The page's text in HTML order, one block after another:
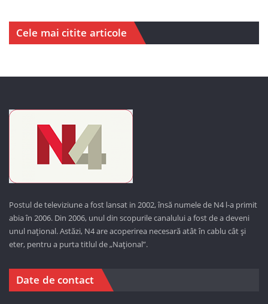
Cele mai citite articole
Postul de televiziune a fost lansat in 2002, însă numele de N4 l-a primit
abia în 2006. Din 2006, unul din scopurile canalului a fost de a deveni
unul național. Astăzi, N4 are acoperirea necesară atât în cablu cât și
eter, pentru a purta titlul de „Național”.
Date de contact